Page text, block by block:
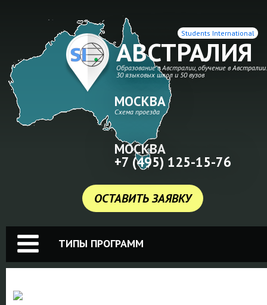
АВСТРАЛИЯ
Образование в Австралии, обучение в Австралии.
30 языковых школ и 50 вузов
Students International
ОСТАВИТЬ ЗАЯВКУ
МОСКВА
Схема проезда
МОСКВА
+7 (495) 125-15-76
ТИПЫ ПРОГРАММ